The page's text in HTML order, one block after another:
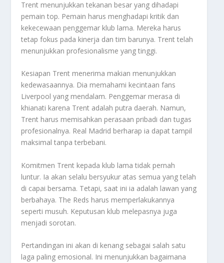
Trent menunjukkan tekanan besar yang dihadapi
pemain top. Pemain harus menghadapi kritik dan
kekecewaan penggemar klub lama. Mereka harus
tetap fokus pada kinerja dan tim barunya. Trent telah
menunjukkan profesionalisme yang tinggi.
Kesiapan Trent menerima makian menunjukkan
kedewasaannya. Dia memahami kecintaan fans
Liverpool yang mendalam. Penggemar merasa di
khianati karena Trent adalah putra daerah. Namun,
Trent harus memisahkan perasaan pribadi dan tugas
profesionalnya. Real Madrid berharap ia dapat tampil
maksimal tanpa terbebani.
Komitmen Trent kepada klub lama tidak pernah
luntur. Ia akan selalu bersyukur atas semua yang telah
di capai bersama. Tetapi, saat ini ia adalah lawan yang
berbahaya. The Reds harus memperlakukannya
seperti musuh. Keputusan klub melepasnya juga
menjadi sorotan.
Pertandingan ini akan di kenang sebagai salah satu
laga paling emosional. Ini menunjukkan bagaimana